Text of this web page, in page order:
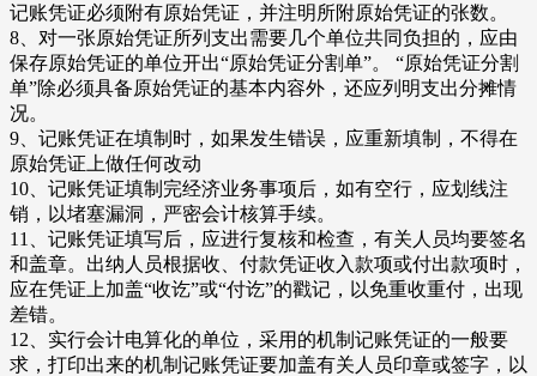
记账凭证必须附有原始凭证，并注明所附原始凭证的张数。
8、对一张原始凭证所列支出需要几个单位共同负担的，应由
保存原始凭证的单位开出“原始凭证分割单”。 “原始凭证分割
单”除必须具备原始凭证的基本内容外，还应列明支出分摊情
况。
9、记账凭证在填制时，如果发生错误，应重新填制，不得在
原始凭证上做任何改动
10、记账凭证填制完经济业务事项后，如有空行，应划线注
销，以堵塞漏洞，严密会计核算手续。
11、记账凭证填写后，应进行复核和检查，有关人员均要签名
和盖章。出纳人员根据收、付款凭证收入款项或付出款项时，
应在凭证上加盖“收讫”或“付讫”的戳记，以免重收重付，出现
差错。
12、实行会计电算化的单位，采用的机制记账凭证的一般要
求，打印出来的机制记账凭证要加盖有关人员印章或签字，以